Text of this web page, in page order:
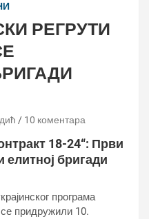
РЕГРУТИ
10 коментара
18-24“: Први
елитној бригади
програма
се придружили 10.